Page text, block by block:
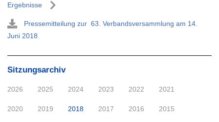
Ergebnisse
Pressemitteilung zur 63. Verbandsversammlung am 14.
Juni 2018
Sitzungsarchiv
2026 2025 2024 2023 2022 2021
2020 2019 2018 2017 2016 2015